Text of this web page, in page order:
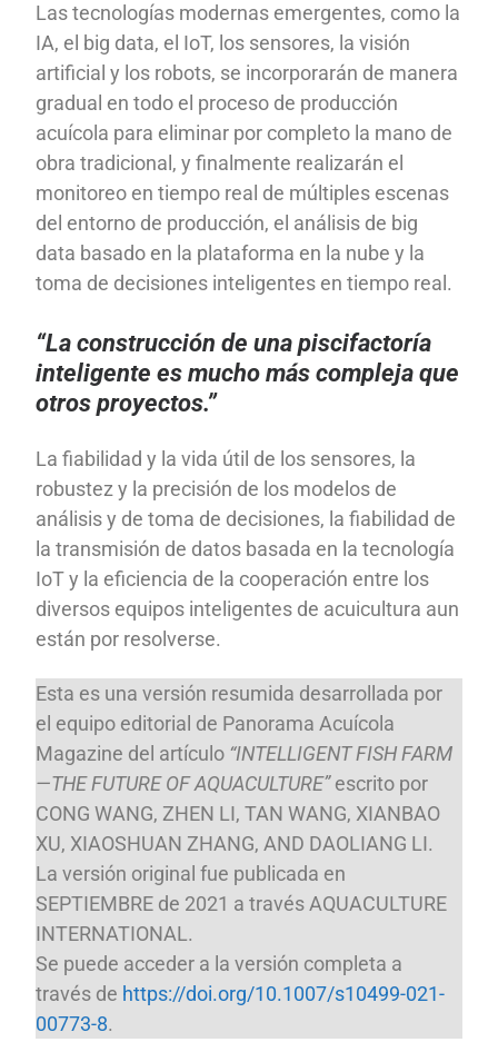
Las tecnologías modernas emergentes, como la
IA, el big data, el IoT, los sensores, la visión
artificial y los robots, se incorporarán de manera
gradual en todo el proceso de producción
acuícola para eliminar por completo la mano de
obra tradicional, y finalmente realizarán el
monitoreo en tiempo real de múltiples escenas
del entorno de producción, el análisis de big
data basado en la plataforma en la nube y la
toma de decisiones inteligentes en tiempo real.
“La construcción de una piscifactoría
inteligente es mucho más compleja que
otros proyectos.”
La fiabilidad y la vida útil de los sensores, la
robustez y la precisión de los modelos de
análisis y de toma de decisiones, la fiabilidad de
la transmisión de datos basada en la tecnología
IoT y la eficiencia de la cooperación entre los
diversos equipos inteligentes de acuicultura aun
están por resolverse.
Esta es una versión resumida desarrollada por
el equipo editorial de Panorama Acuícola
Magazine del artículo “INTELLIGENT FISH FARM
—THE FUTURE OF AQUACULTURE”escrito por
CONG WANG, ZHEN LI, TAN WANG, XIANBAO
XU, XIAOSHUAN ZHANG, AND DAOLIANG LI.
La versión original fue publicada en
SEPTIEMBRE de 2021 a través AQUACULTURE
INTERNATIONAL.
Se puede acceder a la versión completa a
través de https://doi.org/10.1007/s10499-021-
00773-8.